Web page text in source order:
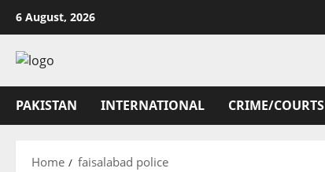
content
6 August, 2026
PAKISTAN INTERNATIONAL CRIME/COURTS
Home faisalabad police